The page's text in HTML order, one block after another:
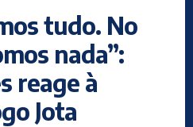
tudo. No
nada”:
reage à
Jota